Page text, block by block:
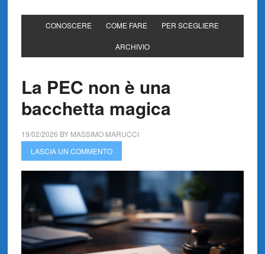
CONOSCERE COME FARE PER SCEGLIERE
ARCHIVIO
La PEC non è una
bacchetta magica
19/02/2026 BY MASSIMO MARUCCI
LASCIA UN COMMENTO